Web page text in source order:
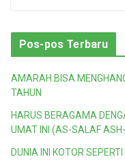
Pos-pos Terbaru
AMARAH BISA
TAHUN
HARUS BERAGAMA
UMAT INI (AS-SALAF
DUNIA INI KOTOR